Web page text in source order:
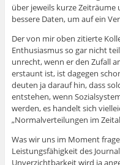
über jeweils kurze
bessere Daten, um auf ein
Der von mir oben zitierte
Enthusiasmus so gar nicht
unrecht, wenn er den Zufall
erstaunt ist, ist dagegen
deuten ja darauf hin, dass
entstehen, wenn
werden, es handelt sich
„Normalverteilungen im
Was wir uns im Moment
Leistungsfähigkeit des
Unverzichtbarkeit wird ja